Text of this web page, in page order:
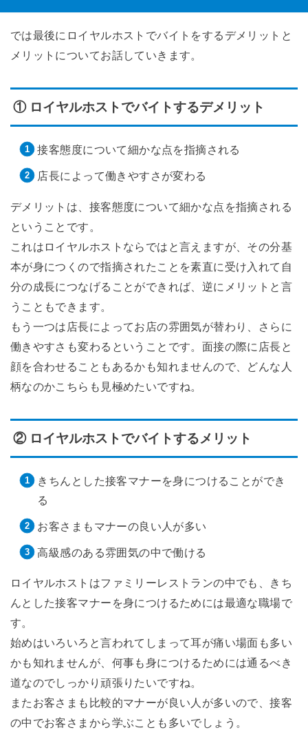
では最後にロイヤルホストでバイトをするデメリットと
メリットについてお話していきます。
① ロイヤルホストでバイトするデメリット
接客態度について細かな点を指摘される
店長によって働きやすさが変わる
デメリットは、接客態度について細かな点を指摘される
ということです。
これはロイヤルホストならではと言えますが、その分基
本が身につくので指摘されたことを素直に受け入れて自
分の成長につなげることができれば、逆にメリットと言
うこともできます。
もう一つは店長によってお店の雰囲気が替わり、さらに
働きやすさも変わるということです。面接の際に店長と
顔を合わせることもあるかも知れませんので、どんな人
柄なのかこちらも見極めたいですね。
② ロイヤルホストでバイトするメリット
きちんとした接客マナーを身につけることができ
る
お客さまもマナーの良い人が多い
高級感のある雰囲気の中で働ける
ロイヤルホストはファミリーレストランの中でも、きち
んとした接客マナーを身につけるためには最適な職場で
す。
始めはいろいろと言われてしまって耳が痛い場面も多い
かも知れませんが、何事も身につけるためには通るべき
道なのでしっかり頑張りたいですね。
またお客さまも比較的マナーが良い人が多いので、接客
の中でお客さまから学ぶことも多いでしょう。